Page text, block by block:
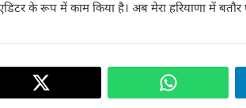
के रूप में काम किया है। अब मेरा हरियाणा में बतौर